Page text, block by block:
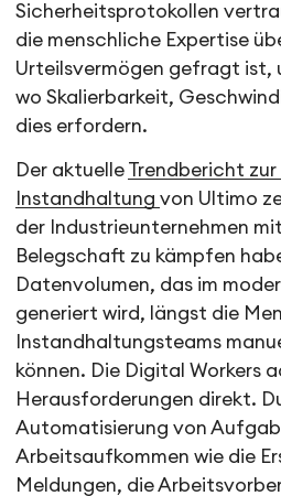
Sicherheitsprotokollen
die menschliche Expertise
Urteilsvermögen gefragt ist,
wo Skalierbarkeit,
dies erfordern.
Der aktuelle Trendbericht
Instandhaltungvon Ultimo
der Industrieunternehmen
Belegschaft zu kämpfen
Datenvolumen, das im
generiert wird, längst die
Instandhaltungsteams
können. Die Digital Workers
Herausforderungen direkt.
Automatisierung von
Arbeitsaufkommen wie die
Meldungen, die